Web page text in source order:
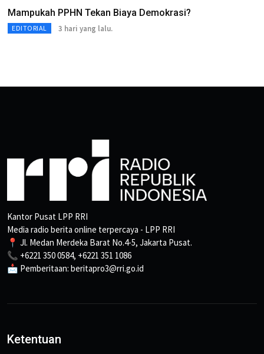
Mampukah PPHN Tekan Biaya Demokrasi?
EDITORIAL 3 hari yang lalu.
Kantor Pusat LPP RRI
Media radio berita online terpercaya - LPP RRI
📍 Jl. Medan Merdeka Barat No.4-5, Jakarta Pusat.
📞 +6221 350 0584, +6221 351 1086
📩 Pemberitaan: beritapro3@rri.go.id
Ketentuan